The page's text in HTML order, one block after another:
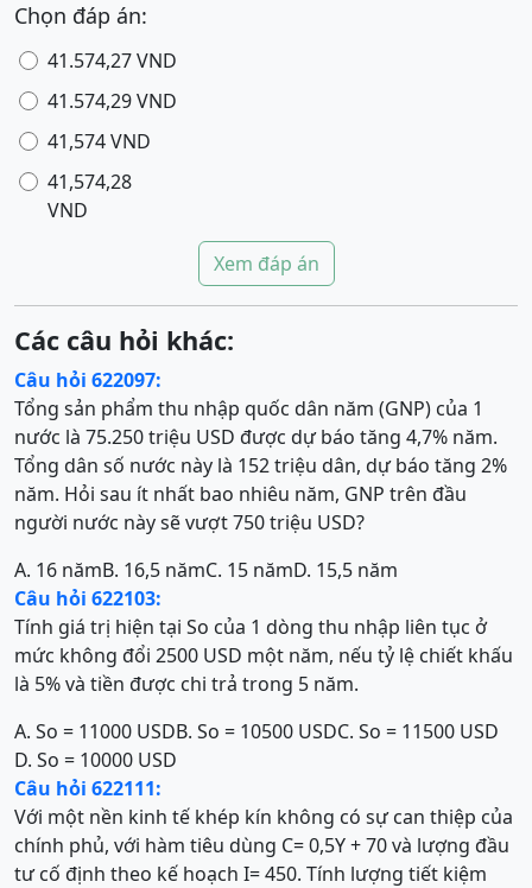
Chọn đáp án:
41.574,27 VND
41.574,29 VND
41,574 VND
41,574,28
VND
Xem đáp án
Các câu hỏi khác:
Câu hỏi 622097:
Tổng sản phẩm thu nhập quốc dân năm (GNP) của 1
nước là 75.250 triệu USD được dự báo tăng 4,7% năm.
Tổng dân số nước này là 152 triệu dân, dự báo tăng 2%
năm. Hỏi sau ít nhất bao nhiêu năm, GNP trên đầu
người nước này sẽ vượt 750 triệu USD?
A. 16 nămB. 16,5 nămC. 15 nămD. 15,5 năm
Câu hỏi 622103:
Tính giá trị hiện tại So của 1 dòng thu nhập liên tục ở
mức không đổi 2500 USD một năm, nếu tỷ lệ chiết khấu
là 5% và tiền được chi trả trong 5 năm.
A. So = 11000 USDB. So = 10500 USDC. So = 11500 USD
D. So = 10000 USD
Câu hỏi 622111:
Với một nền kinh tế khép kín không có sự can thiệp của
chính phủ, với hàm tiêu dùng C= 0,5Y + 70 và lượng đầu
tư cố định theo kế hoạch I= 450. Tính lượng tiết kiệm